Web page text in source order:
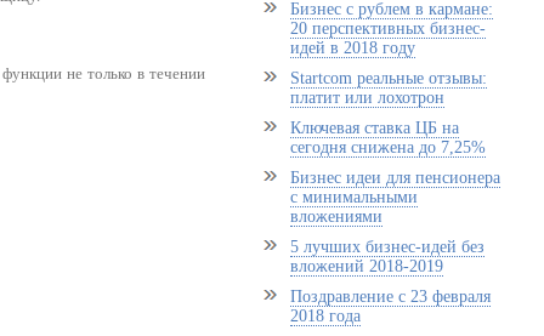
не только в течении
Бизнес с рублем в кармане:
20 перспективных бизнес-
идей в 2018 году
Startcom реальные отзывы:
платит или лохотрон
Ключевая ставка ЦБ на
сегодня снижена до 7,25%
Бизнес идеи для пенсионера
с минимальными
вложениями
5 лучших бизнес-идей без
вложений 2018-2019
Поздравление с 23 февраля
2018 года